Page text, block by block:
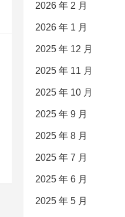
2026 年 2 月
2026 年 1 月
2025 年 12 月
2025 年 11 月
2025 年 10 月
2025 年 9 月
2025 年 8 月
2025 年 7 月
2025 年 6 月
2025 年 5 月